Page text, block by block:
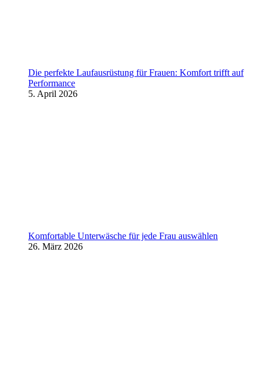
Die perfekte Laufausrüstung für Frauen: Komfort trifft auf
Performance
5. April 2026
Komfortable Unterwäsche für jede Frau auswählen
26. März 2026